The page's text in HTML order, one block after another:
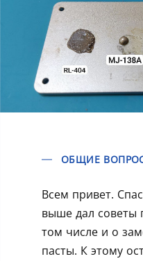
ОБЩИЕ
Всем привет.
выше дал советы
том числе и о
пасты. К этому